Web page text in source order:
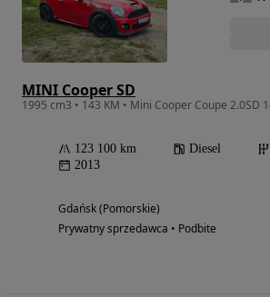
MINI Cooper SD
1995 cm3 • 143 KM • Mini Cooper Coupe 2.0SD
123 100 km Diesel
2013
Gdańsk (Pomorskie)
Prywatny sprzedawca • Podbite